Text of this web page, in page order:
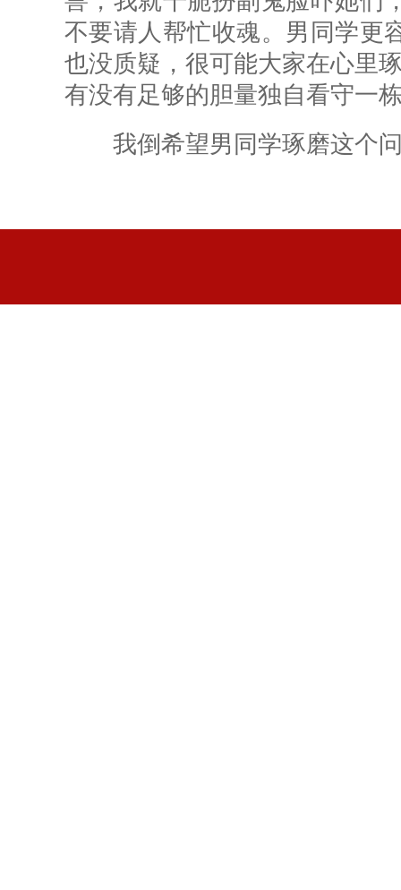
不要请人帮忙收魂。男同学更
也没质疑，很可能大家在心里
有没有足够的胆量独自看守一
我倒希望男同学琢磨这个问